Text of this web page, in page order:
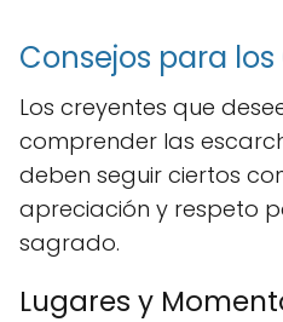
Consejos para
Los creyentes que
comprender las
deben seguir ciertos
apreciación y respeto
sagrado.
Lugares y